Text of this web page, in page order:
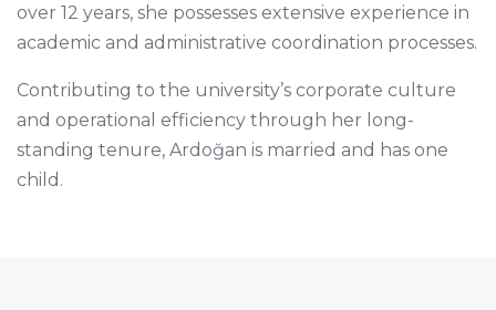
over 12 years, she possesses extensive experience in
academic and administrative coordination processes.
Contributing to the university’s corporate culture
and operational efficiency through her long-
standing tenure, Ardoğan is married and has one
child.